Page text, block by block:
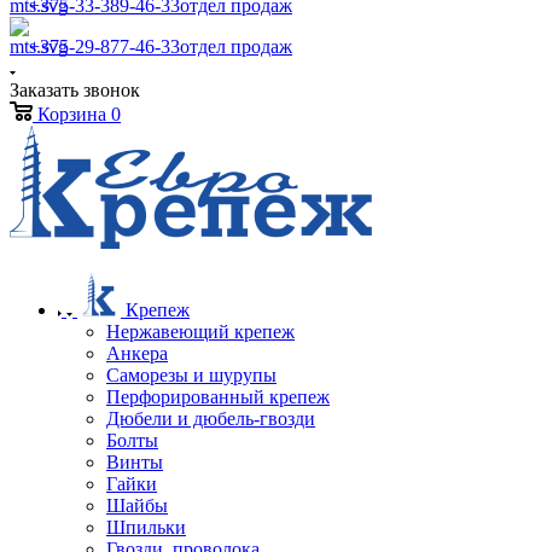
+375-33-389-46-33отдел продаж
+375-29-877-46-33отдел продаж
Заказать звонок
Корзина 0
Крепеж
Нержавеющий крепеж
Анкера
Саморезы и шурупы
Перфорированный крепеж
Дюбели и дюбель-гвозди
Болты
Винты
Гайки
Шайбы
Шпильки